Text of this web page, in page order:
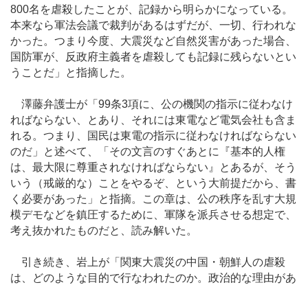
800名を虐殺したことが、記録から明らかになっている。
本来なら軍法会議で裁判があるはずだが、一切、行われな
かった。つまり今度、大震災など自然災害があった場合、
国防軍が、反政府主義者を虐殺しても記録に残らないとい
うことだ」と指摘した。
澤藤弁護士が「99条3項に、公の機関の指示に従わなけ
ればならない、とあり、それには東電など電気会社も含ま
れる。つまり、国民は東電の指示に従わなければならない
のだ」と述べて、「その文言のすぐあとに『基本的人権
は、最大限に尊重されなければならない』とあるが、そう
いう（戒厳的な）ことをやるぞ、という大前提だから、書
く必要があった」と指摘。この章は、公の秩序を乱す大規
模デモなどを鎮圧するために、軍隊を派兵させる想定で、
考え抜かれたものだと、読み解いた。
引き続き、岩上が「関東大震災の中国・朝鮮人の虐殺
は、どのような目的で行なわれたのか。政治的な理由があ